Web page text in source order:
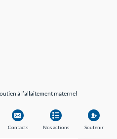
à l’allaitement maternel
Contacts Nos actions Soutenir